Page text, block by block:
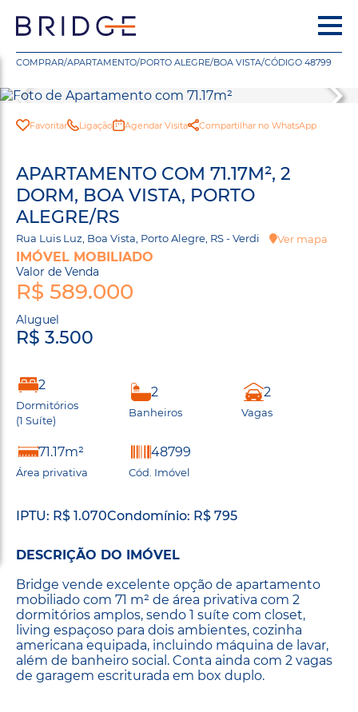
COMPRAR/APARTAMENTO/PORTO ALEGRE/BOA VISTA/CÓDIGO 48799
Favoritar Ligação Agendar Visita Compartilhar no WhatsApp
APARTAMENTO COM 71.17M², 2
DORM, BOA VISTA, PORTO
ALEGRE/RS
Rua Luis Luz, Boa Vista, Porto Alegre, RS - Verdi Ver mapa
IMÓVEL MOBILIADO
Valor de Venda
R$ 589.000
Aluguel
R$ 3.500
2
Dormitórios
(1 Suíte)
2
Banheiros
2
Vagas
71.17m²
Área privativa
48799
Cód. Imóvel
IPTU: R$ 1.070Condomínio: R$ 795
DESCRIÇÃO DO IMÓVEL
Bridge vende excelente opção de apartamento
mobiliado com 71 m² de área privativa com 2
dormitórios amplos, sendo 1 suíte com closet,
living espaçoso para dois ambientes, cozinha
americana equipada, incluindo máquina de lavar,
além de banheiro social. Conta ainda com 2 vagas
de garagem escriturada em box duplo.